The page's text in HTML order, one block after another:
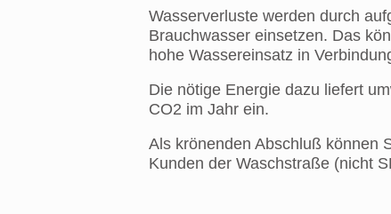
Wasserverluste werden durch
Brauchwasser einsetzen. Das
hohe Wassereinsatz in
Die nötige Energie dazu liefert
CO2 im Jahr ein.
Als krönenden Abschluß können
Kunden der Waschstraße (nicht